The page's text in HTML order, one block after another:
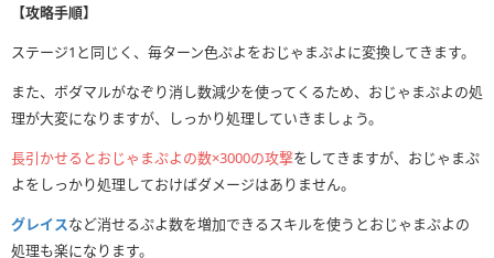
【攻略手順】
ステージ1と同じく、毎ターン色ぷよをおじゃまぷよに変換してきます。
また、ボダマルがなぞり消し数減少を使ってくるため、おじゃまぷよの処
理が大変になりますが、しっかり処理していきましょう。
長引かせるとおじゃまぷよの数×3000の攻撃をしてきますが、おじゃまぷ
よをしっかり処理しておけばダメージはありません。
グレイスなど消せるぷよ数を増加できるスキルを使うとおじゃまぷよの
処理も楽になります。